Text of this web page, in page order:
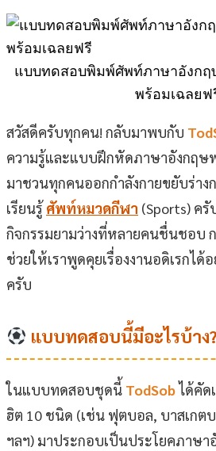
แบบทดสอบพิมพ์ศัพท์ภาษาอังกฤ
พร้อมเฉลยฟ
สวัสดีครับทุกคน! กลับมาพบกับ
ความรู้และแบบฝึกหัดภาษาอังกฤษ
มาชวนทุกคนออกกำลังกายขยับร่าง
เรียนรู้ ศัพท์หมวดกีฬา (Sports) ค
กิจกรรมยามว่างที่หลายคนชื่นชอบ
ช่วยให้เราพูดคุยเรื่องงานอดิเรกไ
ครับ
แบบทดสอบนี้มีอะไรบ้าง?
ในแบบทดสอบชุดนี้ TodSobได้คัด
ฮิต 10 ชนิด (เช่น ฟุตบอล, บาสเกต
ฯลฯ) มาประกอบเป็นประโยคภาษา